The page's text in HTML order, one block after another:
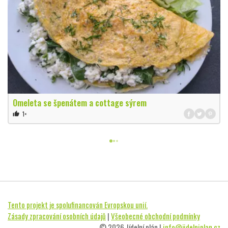
Omeleta se špenátem a cottage sýrem
thumb_up 1×
Tento projekt je spolufinancován Evropskou unií.
Zásady zpracování osobních údajů |Všeobecné obchodní podmínky